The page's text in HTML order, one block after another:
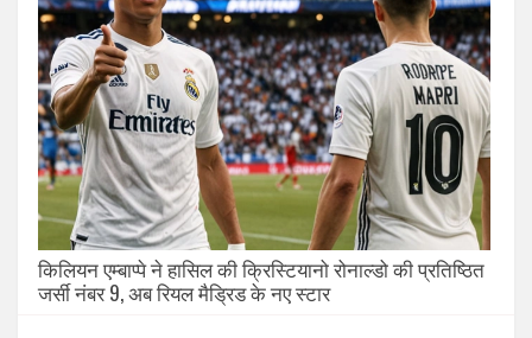
किलियन एम्बाप्पे ने हासिल की क्रिस्टियानो रोनाल्डो की प्रतिष्ठित
जर्सी नंबर 9, अब रियल मैड्रिड के नए स्टार